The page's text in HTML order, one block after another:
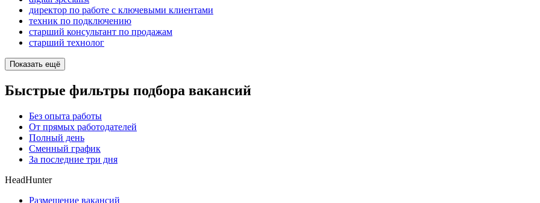
директор по работе с ключевыми клиентами
техник по подключению
старший консультант по продажам
старший технолог
Показать ещё
Быстрые фильтры подбора вакансий
Без опыта работы
От прямых работодателей
Полный день
Сменный график
За последние три дня
HeadHunter
Размещение вакансий